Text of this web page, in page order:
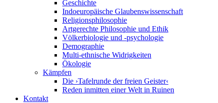
Geschichte
Indoeuropäische Glaubenswissenschaft
Religionsphilosophie
Artgerechte Philosophie und Ethik
Völkerbiologie und -psychologie
Demographie
Multi-ethnische Widrigkeiten
Ökologie
Kämpfen
Die ›Tafelrunde der freien Geister‹
Reden inmitten einer Welt in Ruinen
Kontakt